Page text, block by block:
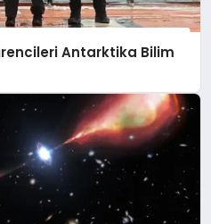
Antarktika Bilim